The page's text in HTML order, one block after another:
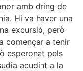
amb dring de
Hi va haver una
excursió, però
començar a tenir
esperonat pels
acudint a la